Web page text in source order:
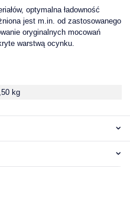
optymalna ładowność
jest m.in. od zastosowanego
oryginalnych mocowań
warstwą ocynku.
kg